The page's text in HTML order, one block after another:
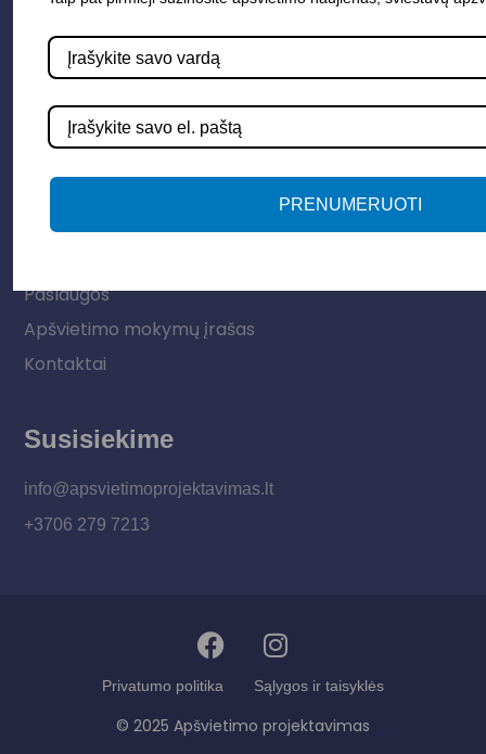
Elektros instaliacija
Lauko šviestuvai
LED juostos
Vidaus apšvietimas
Paslaugos
Apšvietimo mokymų įrašas
Kontaktai
Susisiekime
info@apsvietimoprojektavimas.lt
+3706 279 7213
Privatumo politika Sąlygos ir taisyklės
© 2025 Apšvietimo projektavimas
PRENUMERUOTI